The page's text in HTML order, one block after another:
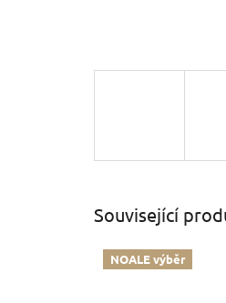
Související
NOALE výběr